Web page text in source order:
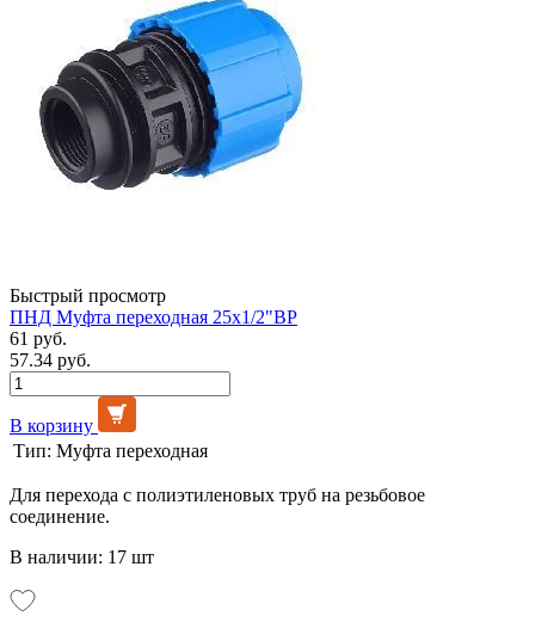
Быстрый просмотр
ПНД Муфта переходная 25х1/2"ВР
61 руб.
57.34 руб.
В корзину
Тип: Муфта переходная
Для перехода с полиэтиленовых труб на резьбовое
соединение.
В наличии: 17 шт